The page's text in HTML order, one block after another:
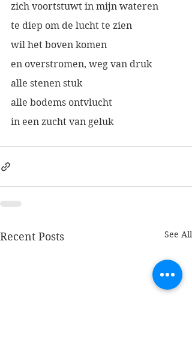
zich voortstuwt in mijn wateren
te diep om de lucht te zien
wil het boven komen
en overstromen, weg van druk
alle stenen stuk
alle bodems ontvlucht
in een zucht van geluk
Recent Posts See All